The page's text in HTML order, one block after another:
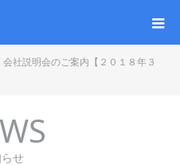
会社説明会のご案内【２０１８年３
せ